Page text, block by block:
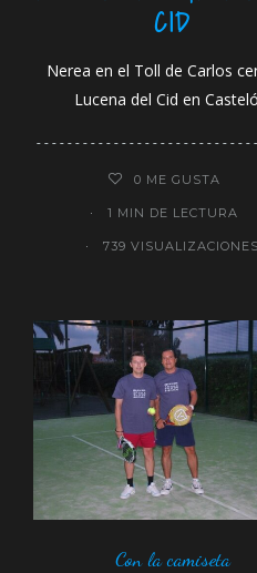
CID
Nerea en el Toll de Carlos
Lucena del Cid en
0 ME GUSTA
1 MIN DE LECTURA
739 VISUALIZACIONES
Con la camiseta